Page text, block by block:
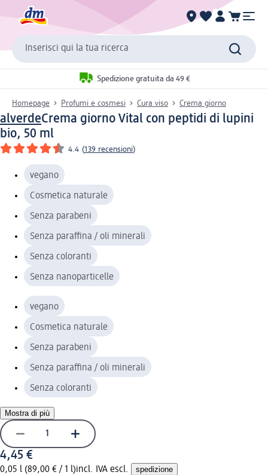
Inserisci qui la tua ricerca
Spedizione gratuita da 49 €
Homepage Profumi e cosmesi Cura viso Crema giorno
alverdeCrema giorno Vital con peptidi di lupini
bio, 50 ml
4.4 (139 recensioni)
vegano
Cosmetica naturale
Senza parabeni
Senza paraffina / oli minerali
Senza coloranti
Senza nanoparticelle
vegano
Cosmetica naturale
Senza parabeni
Senza paraffina / oli minerali
Senza coloranti
Mostra di più
4,45 €
0,05 l (89,00 € / 1 l)incl. IVA escl. spedizione